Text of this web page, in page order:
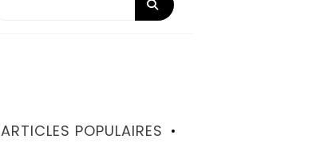
ARTICLES POPULAIRES